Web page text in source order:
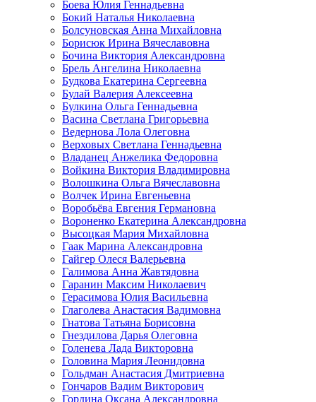
Боева Юлия Геннадьевна
Бокий Наталья Николаевна
Болсуновская Анна Михайловна
Борисюк Ирина Вячеславовна
Бочина Виктория Александровна
Брель Ангелина Николаевна
Будкова Екатерина Сергеевна
Булай Валерия Алексеевна
Булкина Ольга Геннадьевна
Васина Светлана Григорьевна
Ведернова Лола Олеговна
Верховых Светлана Геннадьевна
Владанец Анжелика Федоровна
Войкина Виктория Владимировна
Волошкина Ольга Вячеславовна
Волчек Ирина Евгеньевна
Воробьёва Евгения Германовна
Вороненко Екатерина Александровна
Высоцкая Мария Михайловна
Гаак Марина Александровна
Гайгер Олеся Валерьевна
Галимова Анна Жавтядовна
Гаранин Максим Николаевич
Герасимова Юлия Васильевна
Глаголева Анастасия Вадимовна
Гнатова Татьяна Борисовна
Гнездилова Дарья Олеговна
Голенева Лада Викторовна
Головина Мария Леонидовна
Гольдман Анастасия Дмитриевна
Гончаров Вадим Викторович
Гордина Оксана Александровна